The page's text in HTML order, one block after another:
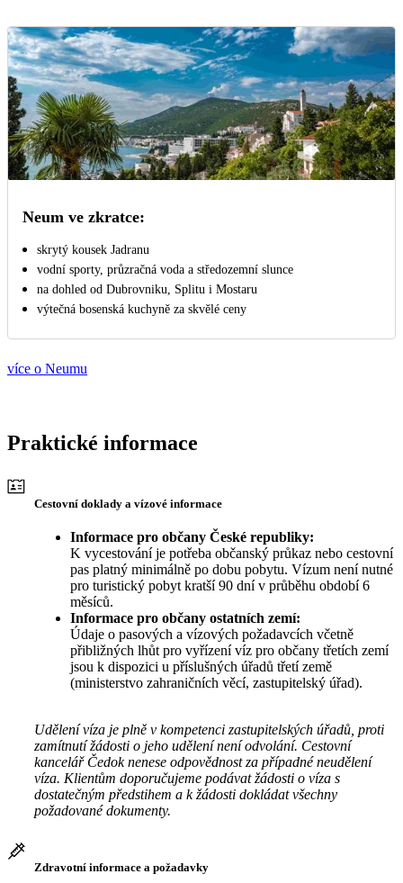
Neum ve zkratce:
skrytý kousek Jadranu
vodní sporty, průzračná voda a středozemní slunce
na dohled od Dubrovniku, Splitu i Mostaru
výtečná bosenská kuchyně za skvělé ceny
více o Neumu
Praktické informace
Cestovní doklady a vízové informace
Informace pro občany České republiky:
K vycestování je potřeba občanský průkaz nebo cestovní
pas platný minimálně po dobu pobytu. Vízum není nutné
pro turistický pobyt kratší 90 dní v průběhu období 6
měsíců.
Informace pro občany ostatních zemí:
Údaje o pasových a vízových požadavcích včetně
přibližných lhůt pro vyřízení víz pro občany třetích zemí
jsou k dispozici u příslušných úřadů třetí země
(ministerstvo zahraničních věcí, zastupitelský úřad).
Udělení víza je plně v kompetenci zastupitelských úřadů, proti
zamítnutí žádosti o jeho udělení není odvolání. Cestovní
kancelář Čedok nenese odpovědnost za případné neudělení
víza. Klientům doporučujeme podávat žádosti o víza s
dostatečným předstihem a k žádosti dokládat všechny
požadované dokumenty.
Zdravotní informace a požadavky